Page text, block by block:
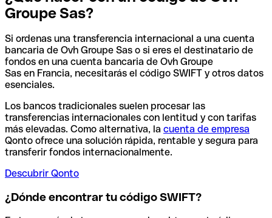
Groupe Sas?
Si ordenas una transferencia internacional a una cuenta
bancaria de Ovh Groupe Sas o si eres el destinatario de
fondos en una cuenta bancaria de Ovh Groupe
Sas en Francia, necesitarás el código SWIFT y otros datos
esenciales.
Los bancos tradicionales suelen procesar las
transferencias internacionales con lentitud y con tarifas
más elevadas. Como alternativa, la cuenta de empresa
Qonto ofrece una solución rápida, rentable y segura para
transferir fondos internacionalmente.
Descubrir Qonto
¿Dónde encontrar tu código SWIFT?